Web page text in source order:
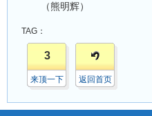
（熊明辉）
TAG：
3
来顶一下 返回首页